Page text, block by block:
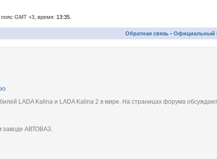
GMT +3, время: 13:35.
Обратная связь - Официальный
LADA Kalina и LADA Kalina 2 в мире. На страницах форума
заводе АВТОВАЗ.